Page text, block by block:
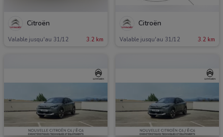
Citroën
Valable jusqu'au 31/12 3.2 km
Citroën
Valable jusqu'au 31/12 3.2 km